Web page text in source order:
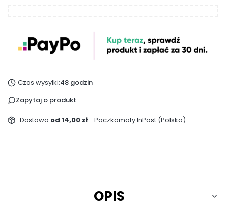
Czas wysyłki:48 godzin
Zapytaj o produkt
Dostawa od 14,00 zł- Paczkomaty InPost (Polska)
OPIS